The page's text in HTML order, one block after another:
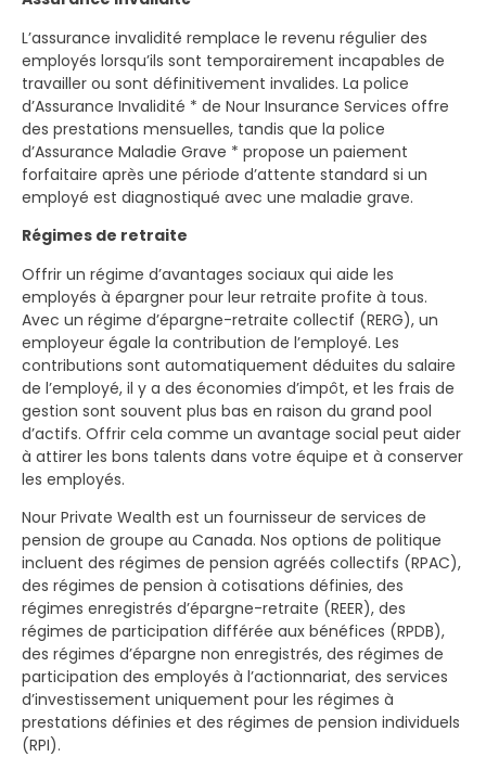
L’assurance invalidité remplace le revenu régulier des
employés lorsqu’ils sont temporairement incapables de
travailler ou sont définitivement invalides. La police
d’Assurance Invalidité * de Nour Insurance Services offre
des prestations mensuelles, tandis que la police
d’Assurance Maladie Grave * propose un paiement
forfaitaire après une période d’attente standard si un
employé est diagnostiqué avec une maladie grave.
Régimes de retraite
Offrir un régime d’avantages sociaux qui aide les
employés à épargner pour leur retraite profite à tous.
Avec un régime d’épargne-retraite collectif (RERG), un
employeur égale la contribution de l’employé. Les
contributions sont automatiquement déduites du salaire
de l’employé, il y a des économies d’impôt, et les frais de
gestion sont souvent plus bas en raison du grand pool
d’actifs. Offrir cela comme un avantage social peut aider
à attirer les bons talents dans votre équipe et à conserver
les employés.
Nour Private Wealth est un fournisseur de services de
pension de groupe au Canada. Nos options de politique
incluent des régimes de pension agréés collectifs (RPAC),
des régimes de pension à cotisations définies, des
régimes enregistrés d’épargne-retraite (REER), des
régimes de participation différée aux bénéfices (RPDB),
des régimes d’épargne non enregistrés, des régimes de
participation des employés à l’actionnariat, des services
d’investissement uniquement pour les régimes à
prestations définies et des régimes de pension individuels
(RPI).